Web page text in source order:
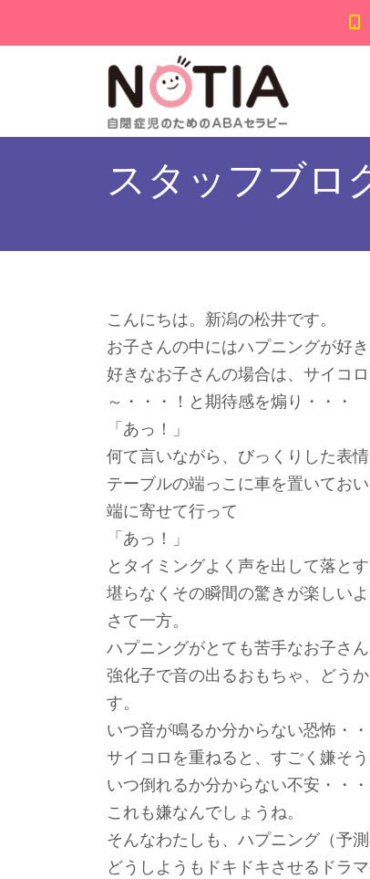
スタッフブロ
こんにちは。新潟の松井です。
お子さんの中にはハプニングが好
好きなお子さんの場合は、サイコ
～・・・！と期待感を煽り・・・
「あっ！」
何て言いながら、びっくりした表
テーブルの端っこに車を置いてお
端に寄せて行って
「あっ！」
とタイミングよく声を出して落と
堪らなくその瞬間の驚きが楽しい
さて一方。
ハプニングがとても苦手なお子さん
強化子で音の出るおもちゃ、どう
す。
いつ音が鳴るか分からない恐怖・
サイコロを重ねると、すごく嫌そ
いつ倒れるか分からない不安・・・
これも嫌なんでしょうね。
そんなわたしも、ハプニング（予
どうしようもドキドキさせるドラ